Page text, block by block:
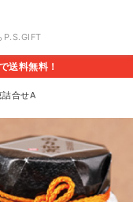
P.S.GIFT
送料無料！
詰合せA